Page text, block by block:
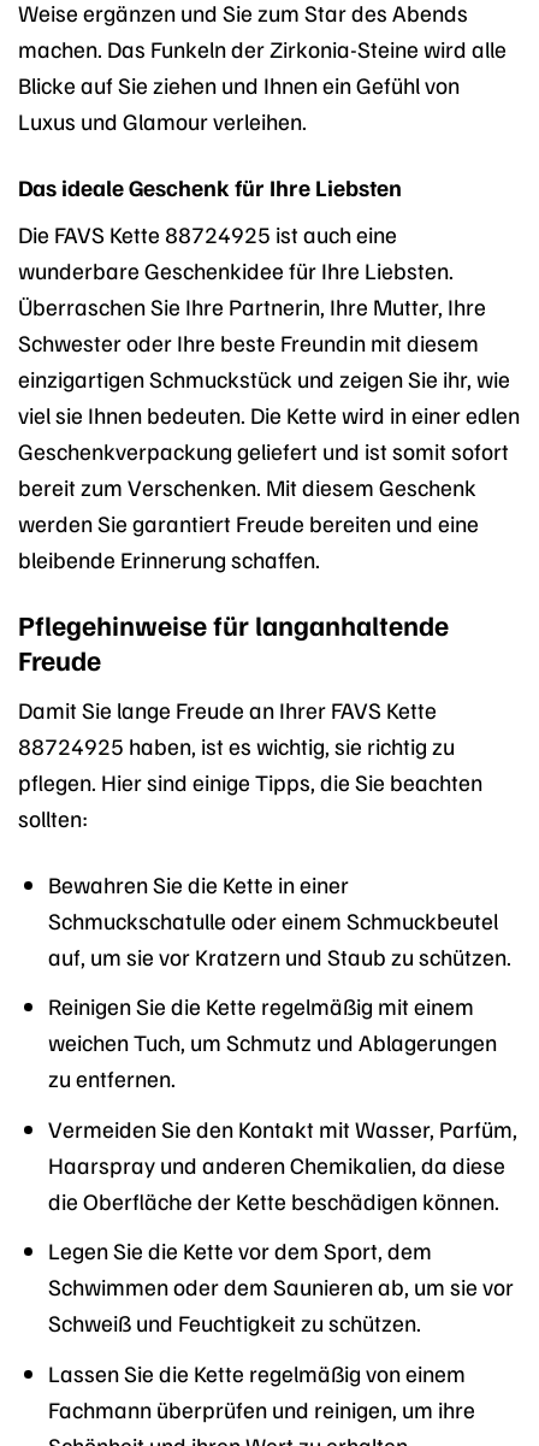
Weise ergänzen und Sie zum Star des Abends
machen. Das Funkeln der Zirkonia-Steine wird alle
Blicke auf Sie ziehen und Ihnen ein Gefühl von
Luxus und Glamour verleihen.
Das ideale Geschenk für Ihre Liebsten
Die FAVS Kette 88724925 ist auch eine
wunderbare Geschenkidee für Ihre Liebsten.
Überraschen Sie Ihre Partnerin, Ihre Mutter, Ihre
Schwester oder Ihre beste Freundin mit diesem
einzigartigen Schmuckstück und zeigen Sie ihr, wie
viel sie Ihnen bedeuten. Die Kette wird in einer edlen
Geschenkverpackung geliefert und ist somit sofort
bereit zum Verschenken. Mit diesem Geschenk
werden Sie garantiert Freude bereiten und eine
bleibende Erinnerung schaffen.
Pflegehinweise für langanhaltende
Freude
Damit Sie lange Freude an Ihrer FAVS Kette
88724925 haben, ist es wichtig, sie richtig zu
pflegen. Hier sind einige Tipps, die Sie beachten
sollten:
Bewahren Sie die Kette in einer
Schmuckschatulle oder einem Schmuckbeutel
auf, um sie vor Kratzern und Staub zu schützen.
Reinigen Sie die Kette regelmäßig mit einem
weichen Tuch, um Schmutz und Ablagerungen
zu entfernen.
Vermeiden Sie den Kontakt mit Wasser, Parfüm,
Haarspray und anderen Chemikalien, da diese
die Oberfläche der Kette beschädigen können.
Legen Sie die Kette vor dem Sport, dem
Schwimmen oder dem Saunieren ab, um sie vor
Schweiß und Feuchtigkeit zu schützen.
Lassen Sie die Kette regelmäßig von einem
Fachmann überprüfen und reinigen, um ihre